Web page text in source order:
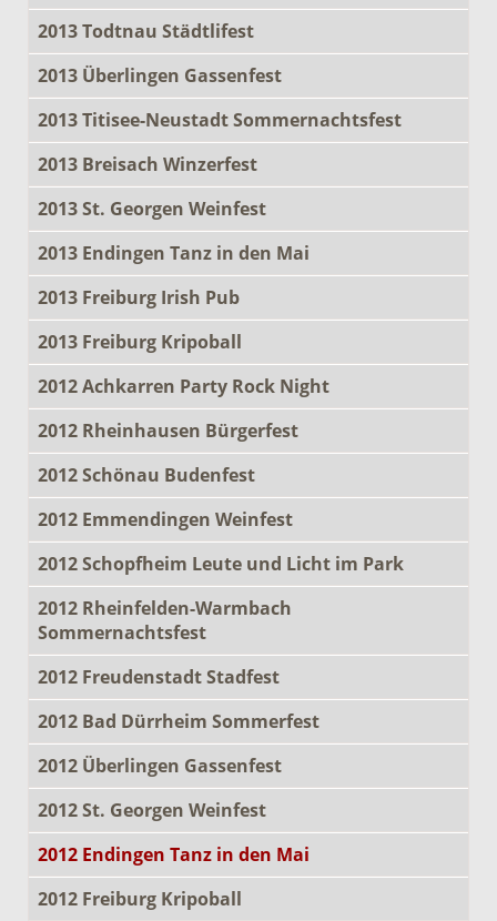
2013 Todtnau Städtlifest
2013 Überlingen Gassenfest
2013 Titisee-Neustadt Sommernachtsfest
2013 Breisach Winzerfest
2013 St. Georgen Weinfest
2013 Endingen Tanz in den Mai
2013 Freiburg Irish Pub
2013 Freiburg Kripoball
2012 Achkarren Party Rock Night
2012 Rheinhausen Bürgerfest
2012 Schönau Budenfest
2012 Emmendingen Weinfest
2012 Schopfheim Leute und Licht im Park
2012 Rheinfelden-Warmbach
Sommernachtsfest
2012 Freudenstadt Stadfest
2012 Bad Dürrheim Sommerfest
2012 Überlingen Gassenfest
2012 St. Georgen Weinfest
2012 Endingen Tanz in den Mai
2012 Freiburg Kripoball